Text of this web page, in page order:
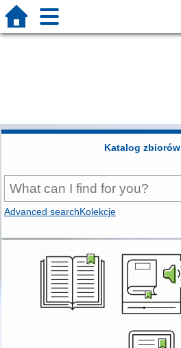
Katalog zbiorów
Advanced searchKolekcje